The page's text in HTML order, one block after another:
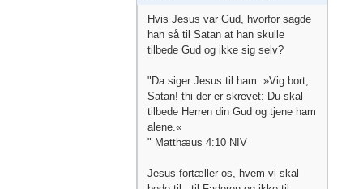
Hvis Jesus var Gud, hvorfor sagde
han så til Satan at han skulle
tilbede Gud og ikke sig selv?
"Da siger Jesus til ham: »Vig bort,
Satan! thi der er skrevet: Du skal
tilbede Herren din Gud og tjene ham
alene.«
" Matthæus 4:10 NIV
Jesus fortæller os, hvem vi skal